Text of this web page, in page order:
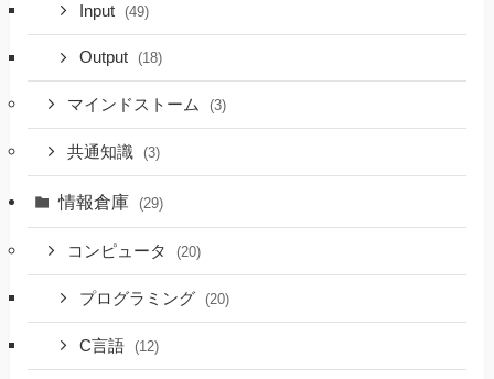
Input (49)
Output (18)
マインドストーム (3)
共通知識 (3)
情報倉庫 (29)
コンピュータ (20)
プログラミング (20)
C言語 (12)